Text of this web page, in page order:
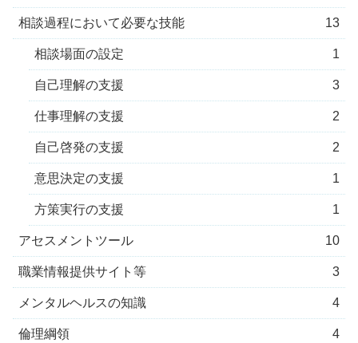
相談過程において必要な技能 13
相談場面の設定 1
自己理解の支援 3
仕事理解の支援 2
自己啓発の支援 2
意思決定の支援 1
方策実行の支援 1
アセスメントツール 10
職業情報提供サイト等 3
メンタルヘルスの知識 4
倫理綱領 4